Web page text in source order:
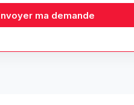
ma demande